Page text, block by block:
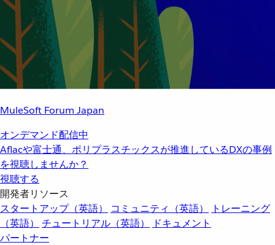
MuleSoft Forum Japan
オンデマンド配信中
Aflacや富士通、ポリプラスチックスが推進しているDXの事例
を視聴しませんか？
視聴する
開発者リソース
スタートアップ（英語）
コミュニティ（英語）
トレーニング
（英語）
チュートリアル（英語）
ドキュメント
パートナー